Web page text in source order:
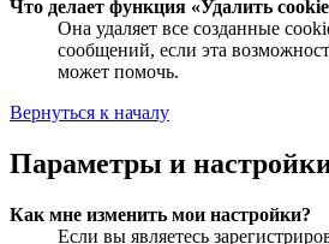
Что делает функция «Удалить
Она удаляет все созданные
сообщений, если эта
может помочь.
Вернуться к началу
Параметры и
Как мне изменить мои настройки?
Если вы являетесь